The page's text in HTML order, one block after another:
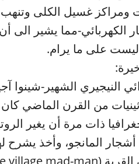
ومراكز غسيل الكلى
الكهربائي-مما يشير
على ما يرام.
النيجيري الشهير-شينوا
من القرن الماضي
ذات مرة أن يغير
المانجو، وأخذ يشرح